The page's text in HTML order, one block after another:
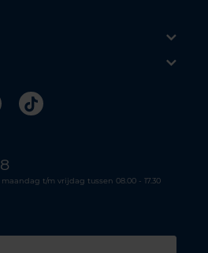
Tiktok
t/m vrijdag tussen 08.00 - 17.30